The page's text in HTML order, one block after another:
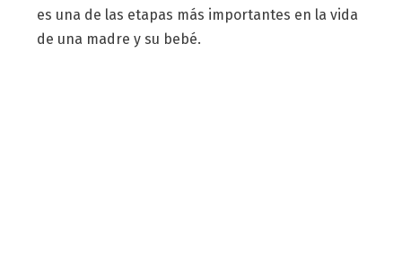
es una de las etapas más importantes en la vida
de una madre y su bebé.